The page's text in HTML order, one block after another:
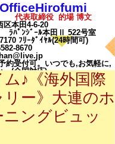
表取締役 的場 博文
区本田4-6-20
ﾙ本田Ⅱ 522号室
ﾌﾘｰﾀﾞｲﾔﾙ(24時間可)
8670
約受付可。いつでも,お気軽に,
。(全国対応)
♪《海外国際
ー》大連のホ
ングビュッ